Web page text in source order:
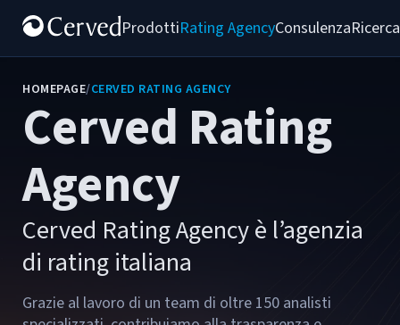
ProdottiRating AgencyConsulenza
HOMEPAGE/CERVED RATING AGENCY
Cerved Rating
Agency
Cerved Rating Agency è l’agenzia
di rating italiana
Grazie al lavoro di un team di oltre 150 analisti